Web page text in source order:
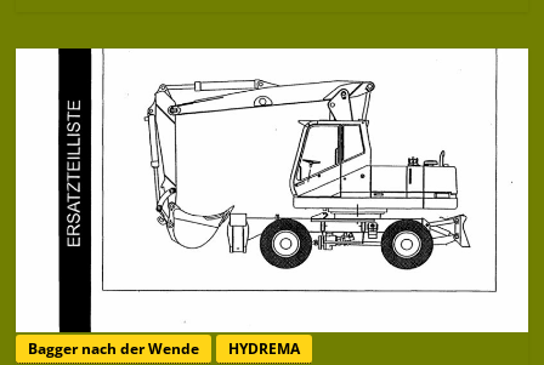
Bagger nach der Wende HYDREMA